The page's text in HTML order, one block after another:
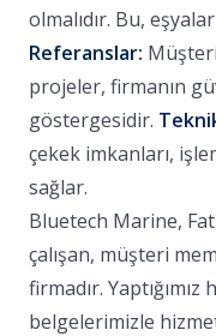
olmalıdır. Bu,
Referanslar:
projeler, firmanın
göstergesidir.
çekek imkanları,
sağlar.
Bluetech Marine,
çalışan, müşteri
firmadır.
belgelerimizle